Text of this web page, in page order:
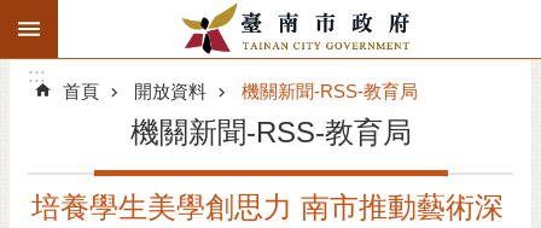
跳到主要內容區塊
搜
階
精彩府城
:::
:::
首頁 開放資料 機關新聞-RSS-教育局
機關新聞-RSS-教育局
培養學生美學創思力 南市推動藝術深